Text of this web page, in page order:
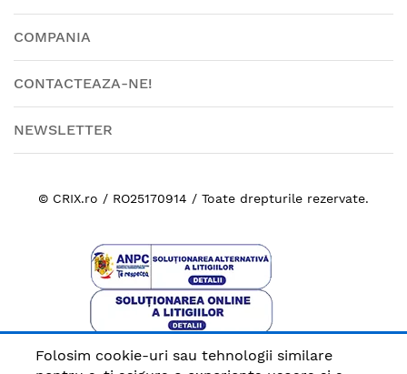
COMPANIA
CONTACTEAZA-NE!
NEWSLETTER
© CRIX.ro / RO25170914 / Toate drepturile rezervate.
Plata sigura cu
Folosim cookie-uri sau tehnologii similare